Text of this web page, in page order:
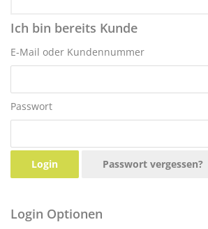
Ich bin bereits Kunde
E-Mail oder Kundennummer
Passwort
Login Passwort vergessen?
Login Optionen